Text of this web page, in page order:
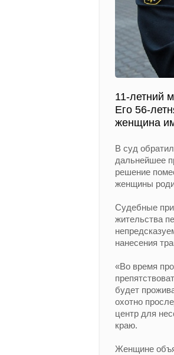
11-летний
Его 56-
женщина
В суд
дальнейшее
решение
женщины
Судебные
жительства
нанесения
«Во время
будет
охотно
центр для
краю.
Женщине